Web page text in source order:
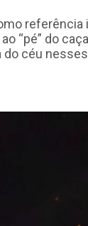
referência
“pé” do
céu